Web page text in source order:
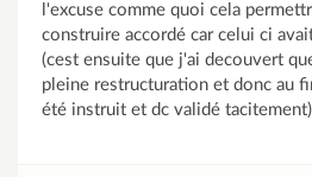
l'excuse comme quoi cela
construire accordé car celui ci
(cest ensuite que j'ai decouvert
pleine restructuration et donc au
été instruit et dc validé tacitement)